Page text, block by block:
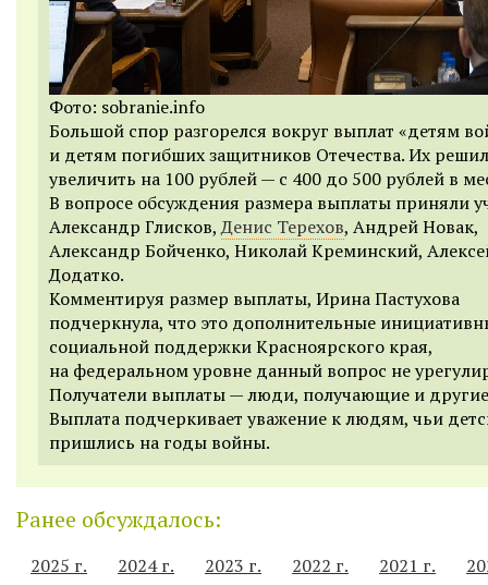
Фото: sobranie.info
Большой спор разгорелся вокруг выплат «детям
и детям погибших защитников Отечества. Их
увеличить на 100 рублей — с 400 до 500 рублей в
В вопросе обсуждения размера выплаты приняли
Александр Глисков,Денис Терехов, Андрей Новак,
Александр Бойченко, Николай Креминский,
Додатко.
Комментируя размер выплаты, Ирина Пастухова
подчеркнула, что это дополнительные
социальной поддержки Красноярского края,
на федеральном уровне данный вопрос не
Получатели выплаты — люди, получающие и
Выплата подчеркивает уважение к людям, чьи
пришлись на годы войны.
Ранее обсуждалось:
2025 г. 2024 г. 2023 г. 2022 г. 2021 г.